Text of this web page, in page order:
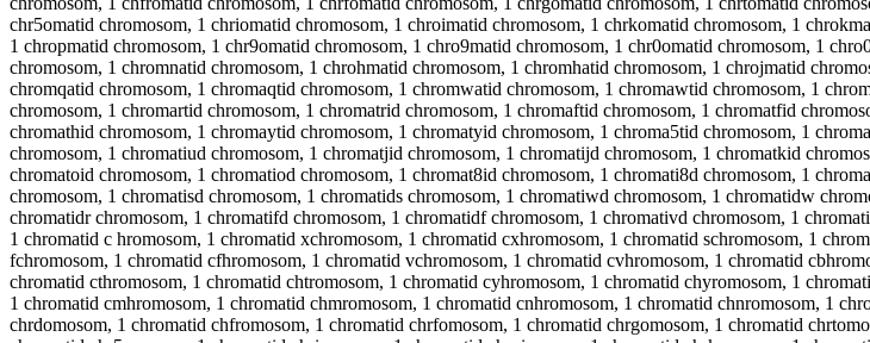
chr5omatid chromosom, 1 chriomatid chromosom, 1 chroimatid chromosom, 1 chrkomatid chromosom, 1
1 chropmatid chromosom, 1 chr9omatid chromosom, 1 chro9matid chromosom, 1 chr0omatid chromosom, 1
chromosom, 1 chromnatid chromosom, 1 chrohmatid chromosom, 1 chromhatid chromosom, 1 chrojmatid
chromqatid chromosom, 1 chromaqtid chromosom, 1 chromwatid chromosom, 1 chromawtid chromosom, 1
chromosom, 1 chromartid chromosom, 1 chromatrid chromosom, 1 chromaftid chromosom, 1 chromatfid
chromathid chromosom, 1 chromaytid chromosom, 1 chromatyid chromosom, 1 chroma5tid chromosom, 1
chromosom, 1 chromatiud chromosom, 1 chromatjid chromosom, 1 chromatijd chromosom, 1 chromatkid
chromatoid chromosom, 1 chromatiod chromosom, 1 chromat8id chromosom, 1 chromati8d chromosom, 1
chromosom, 1 chromatisd chromosom, 1 chromatids chromosom, 1 chromatiwd chromosom, 1 chromatidw
chromatidr chromosom, 1 chromatifd chromosom, 1 chromatidf chromosom, 1 chromativd chromosom, 1
1 chromatid c hromosom, 1 chromatid xchromosom, 1 chromatid cxhromosom, 1 chromatid schromosom, 1
fchromosom, 1 chromatid cfhromosom, 1 chromatid vchromosom, 1 chromatid cvhromosom, 1 chromatid
chromatid cthromosom, 1 chromatid chtromosom, 1 chromatid cyhromosom, 1 chromatid chyromosom, 1
1 chromatid cmhromosom, 1 chromatid chmromosom, 1 chromatid cnhromosom, 1 chromatid chnromosom, 1
chrdomosom, 1 chromatid chfromosom, 1 chromatid chrfomosom, 1 chromatid chrgomosom, 1 chromatid